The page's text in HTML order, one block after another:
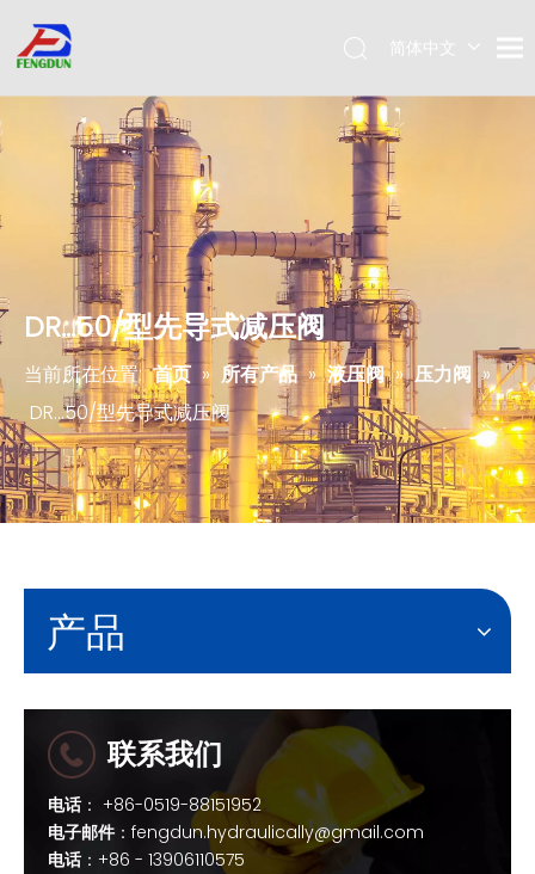
简体中文
English
DR...50/型先导式减压阀
当前所在位置: 首页 » 所有产品 » 液压阀 » 压力阀 »
DR...50/型先导式减压阀
产品
联系我们
电话： +86-0519-88151952
电子邮件： fengdun.hydraulically@gmail.com
电话：+86 - 13906110575